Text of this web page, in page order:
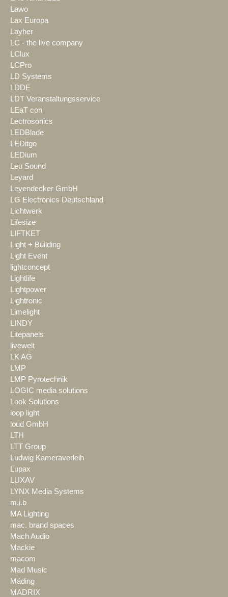
Lawo
Lax Europa
Layher
LC - the live company
LClux
LCPro
LD Systems
LDDE
LDT Veranstaltungsservice
LEaT con
Lectrosonics
LEDBlade
LEDitgo
LEDium
Leu Sound
Leyard
Leyendecker GmbH
LG Electronics Deutschland
Lichtwerk
Lifesize
LIFTKET
Light + Building
Light Event
lightconcept
Lightlife
Lightpower
Lightronic
Limelight
LINDY
Litepanels
livewelt
LK AG
LMP
LMP Pyrotechnik
LOGIC media solutions
Look Solutions
loop light
loud GmbH
LTH
LTT Group
Ludwig Kameraverleih
Lupax
LUXAV
LYNX Media Systems
m.i.b
MA Lighting
mac. brand spaces
Mach Audio
Mackie
macom
Mad Music
Mäding
MADRIX